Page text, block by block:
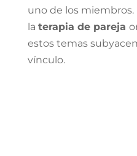
uno de los
la terapia de pareja
estos temas
vínculo.